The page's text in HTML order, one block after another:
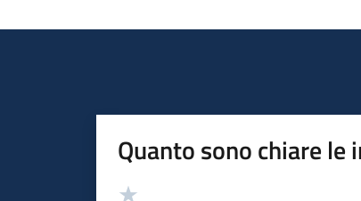
Quanto sono chiare
Valutazione